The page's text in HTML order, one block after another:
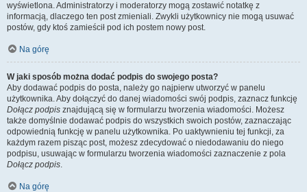
wyświetlona. Administratorzy i moderatorzy mogą zostawić notatkę z
informacją, dlaczego ten post zmieniali. Zwykli użytkownicy nie mogą usuwać
postów, gdy ktoś zamieścił pod ich postem nowy post.
Na górę
W jaki sposób można dodać podpis do swojego posta?
Aby dodawać podpis do posta, należy go najpierw utworzyć w panelu
użytkownika. Aby dołączyć do danej wiadomości swój podpis, zaznacz funkcję
Dołącz podpis znajdującą się w formularzu tworzenia wiadomości. Możesz
także domyślnie dodawać podpis do wszystkich swoich postów, zaznaczając
odpowiednią funkcję w panelu użytkownika. Po uaktywnieniu tej funkcji, za
każdym razem pisząc post, możesz zdecydować o niedodawaniu do niego
podpisu, usuwając w formularzu tworzenia wiadomości zaznaczenie z pola
Dołącz podpis.
Na górę